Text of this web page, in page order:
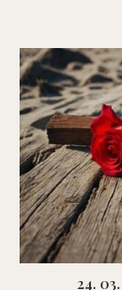
24.